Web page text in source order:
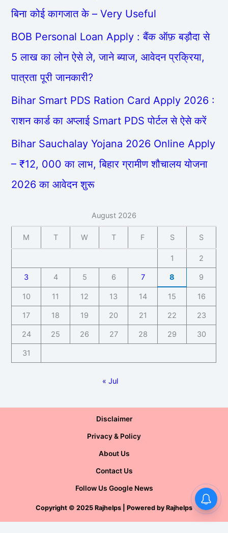
बिना कोई कागजात के – Very Useful
BOB Personal Loan Apply : बैंक ऑफ़ बड़ौदा से
5 लाख का लोन ऐसे ले, जाने ब्याज, आवेदन प्रक्रिया,
पात्रता पूरी जानकारी?
Bihar Smart PDS Ration Card Apply 2026 :
राशन कार्ड का अप्लाई Smart PDS पोर्टल से ऐसे करें
Bihar Sauchalay Yojana 2026 Online Apply
– ₹12, 000 का लाभ, बिहार ग्रामीण शौचालय योजना
2026 का आवेदन शुरू
August 2026
M T W T F S S
1 2
3 4 5 6 7 8 9
10 11 12 13 14 15 16
17 18 19 20 21 22 23
24 25 26 27 28 29 30
31
« Jul
Disclaimer
Privacy & Policy
About Us
Contact Us
Follow Us Google News
Copyright © 2025 Rajhelps | Powered by Rajhelps